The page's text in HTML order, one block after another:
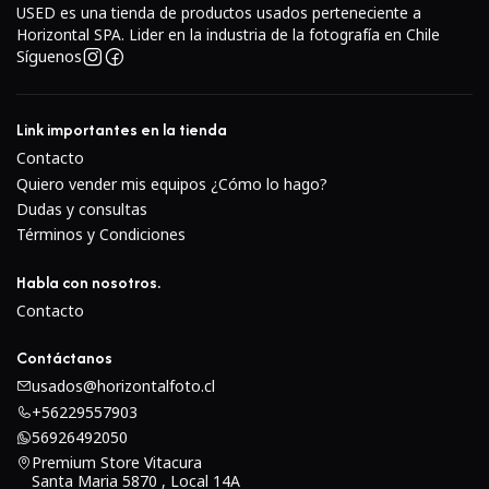
Conocida por su nitidez sobresaliente, contraste
equilibrado y un desenfoque agradable, este modelo
en particular es considerado uno de los mejores zoom
vintage de Vivitar.
Anillo de enfoque preciso
Viaje de enfoque amplio y fluido, ideal para video o
fotografía donde el control manual es esencial.
Especificaciones técnicas
Montura:Varía según versión Canon FD
Rango focal:
Apertura mínima:
Relación macro:1:2.2
Distancia mínima de enfoque:
modo macro)
Enfoque: Manual
USED es una tienda de productos usados perteneciente a
Horizontal SPA. Lider en la industria de la fotografía en Chile
Síguenos
Link importantes en la tienda
Contacto
Quiero vender mis equipos ¿Cómo lo hago?
Dudas y consultas
Términos y Condiciones
Habla con nosotros.
Contacto
Contáctanos
usados@horizontalfoto.cl
+56229557903
56926492050
Premium Store Vitacura
Santa Maria 5870 , Local 14A